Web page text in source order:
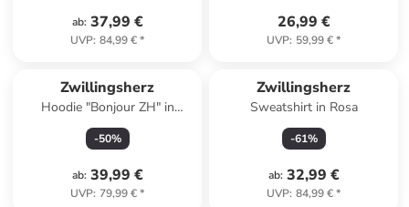
ab: 37,99 €
UVP: 84,99 €*
26,99 €
UVP: 59,99 €*
Zwillingsherz
Hoodie "Bonjour ZH" in
Dunkelblau
-50%
ab: 39,99 €
UVP: 79,99 €*
Zwillingsherz
Sweatshirt in Rosa
-61%
ab: 32,99 €
UVP: 84,99 €*